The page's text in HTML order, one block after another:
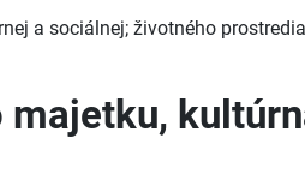
a sociálnej; životného